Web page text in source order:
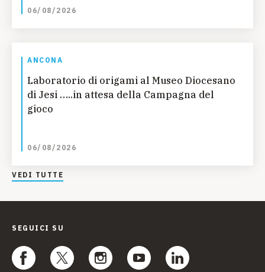
06/08/2026
ANCONA
Laboratorio di origami al Museo Diocesano
di Jesi …..in attesa della Campagna del
gioco
06/08/2026
VEDI TUTTE
SEGUICI SU